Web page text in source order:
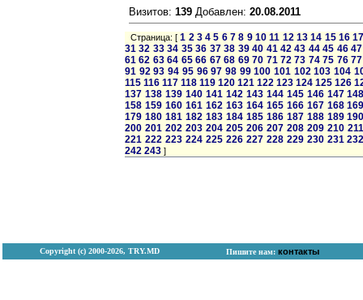
Визитов: 139 Добавлен: 20.08.2011
Страница: [1 2 3 4 5 6 7 8 9 10 11 12 13 14 15 16
31 32 33 34 35 36 37 38 39 40 41 42 43 44 45 46 47
61 62 63 64 65 66 67 68 69 70 71 72 73 74 75 76 77
91 92 93 94 95 96 97 98 99 100 101 102 103 104
115 116 117 118 119 120 121 122 123 124 125 126
137 138 139 140 141 142 143 144 145 146 147
158 159 160 161 162 163 164 165 166 167 168
179 180 181 182 183 184 185 186 187 188 189
200 201 202 203 204 205 206 207 208 209 210 211
221 222 223 224 225 226 227 228 229 230 231
242 243 ]
Copyright (с) 2000-2026, TRY.MD Пишите нам: контакты